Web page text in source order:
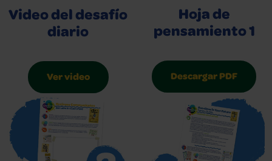
Video del desafío
diario
Ver video
Hoja de
pensamiento 1
Descargar PDF